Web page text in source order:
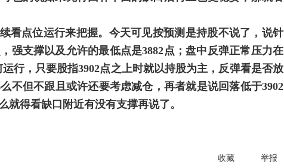
看点位运行来把握。今天可见按预测是持股不说了，说针
强支撑以及允许的最低点是3882点；盘中反弹正常压力在
行，只要股指3902点之上时就以持股为主，反弹看是否放
不但不跟且或许还要考虑减仓，再者就是说回落低于3902
就得看缺口附近有没有支撑再说了。
收藏 举报